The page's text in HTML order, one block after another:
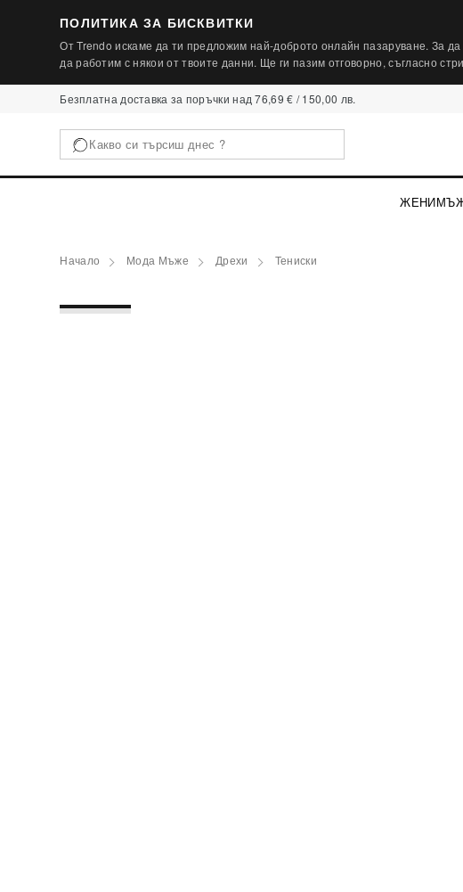
ПОЛИТИКА ЗА БИСКВИТКИ
От Trendo искаме да ти предложим най-доброто онлайн пазаруване. За
да работим с някои от твоите данни. Ще ги пазим отговорно, съгласно
Безплатна доставка за поръчки над 76,69 € / 150,00 лв.
ЖЕНИ
Начало Мода Мъже Дрехи Тениски